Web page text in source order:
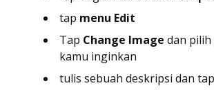
tap menu Edit
Tap Change Image dan
kamu inginkan
tulis sebuah deskripsi dan tap